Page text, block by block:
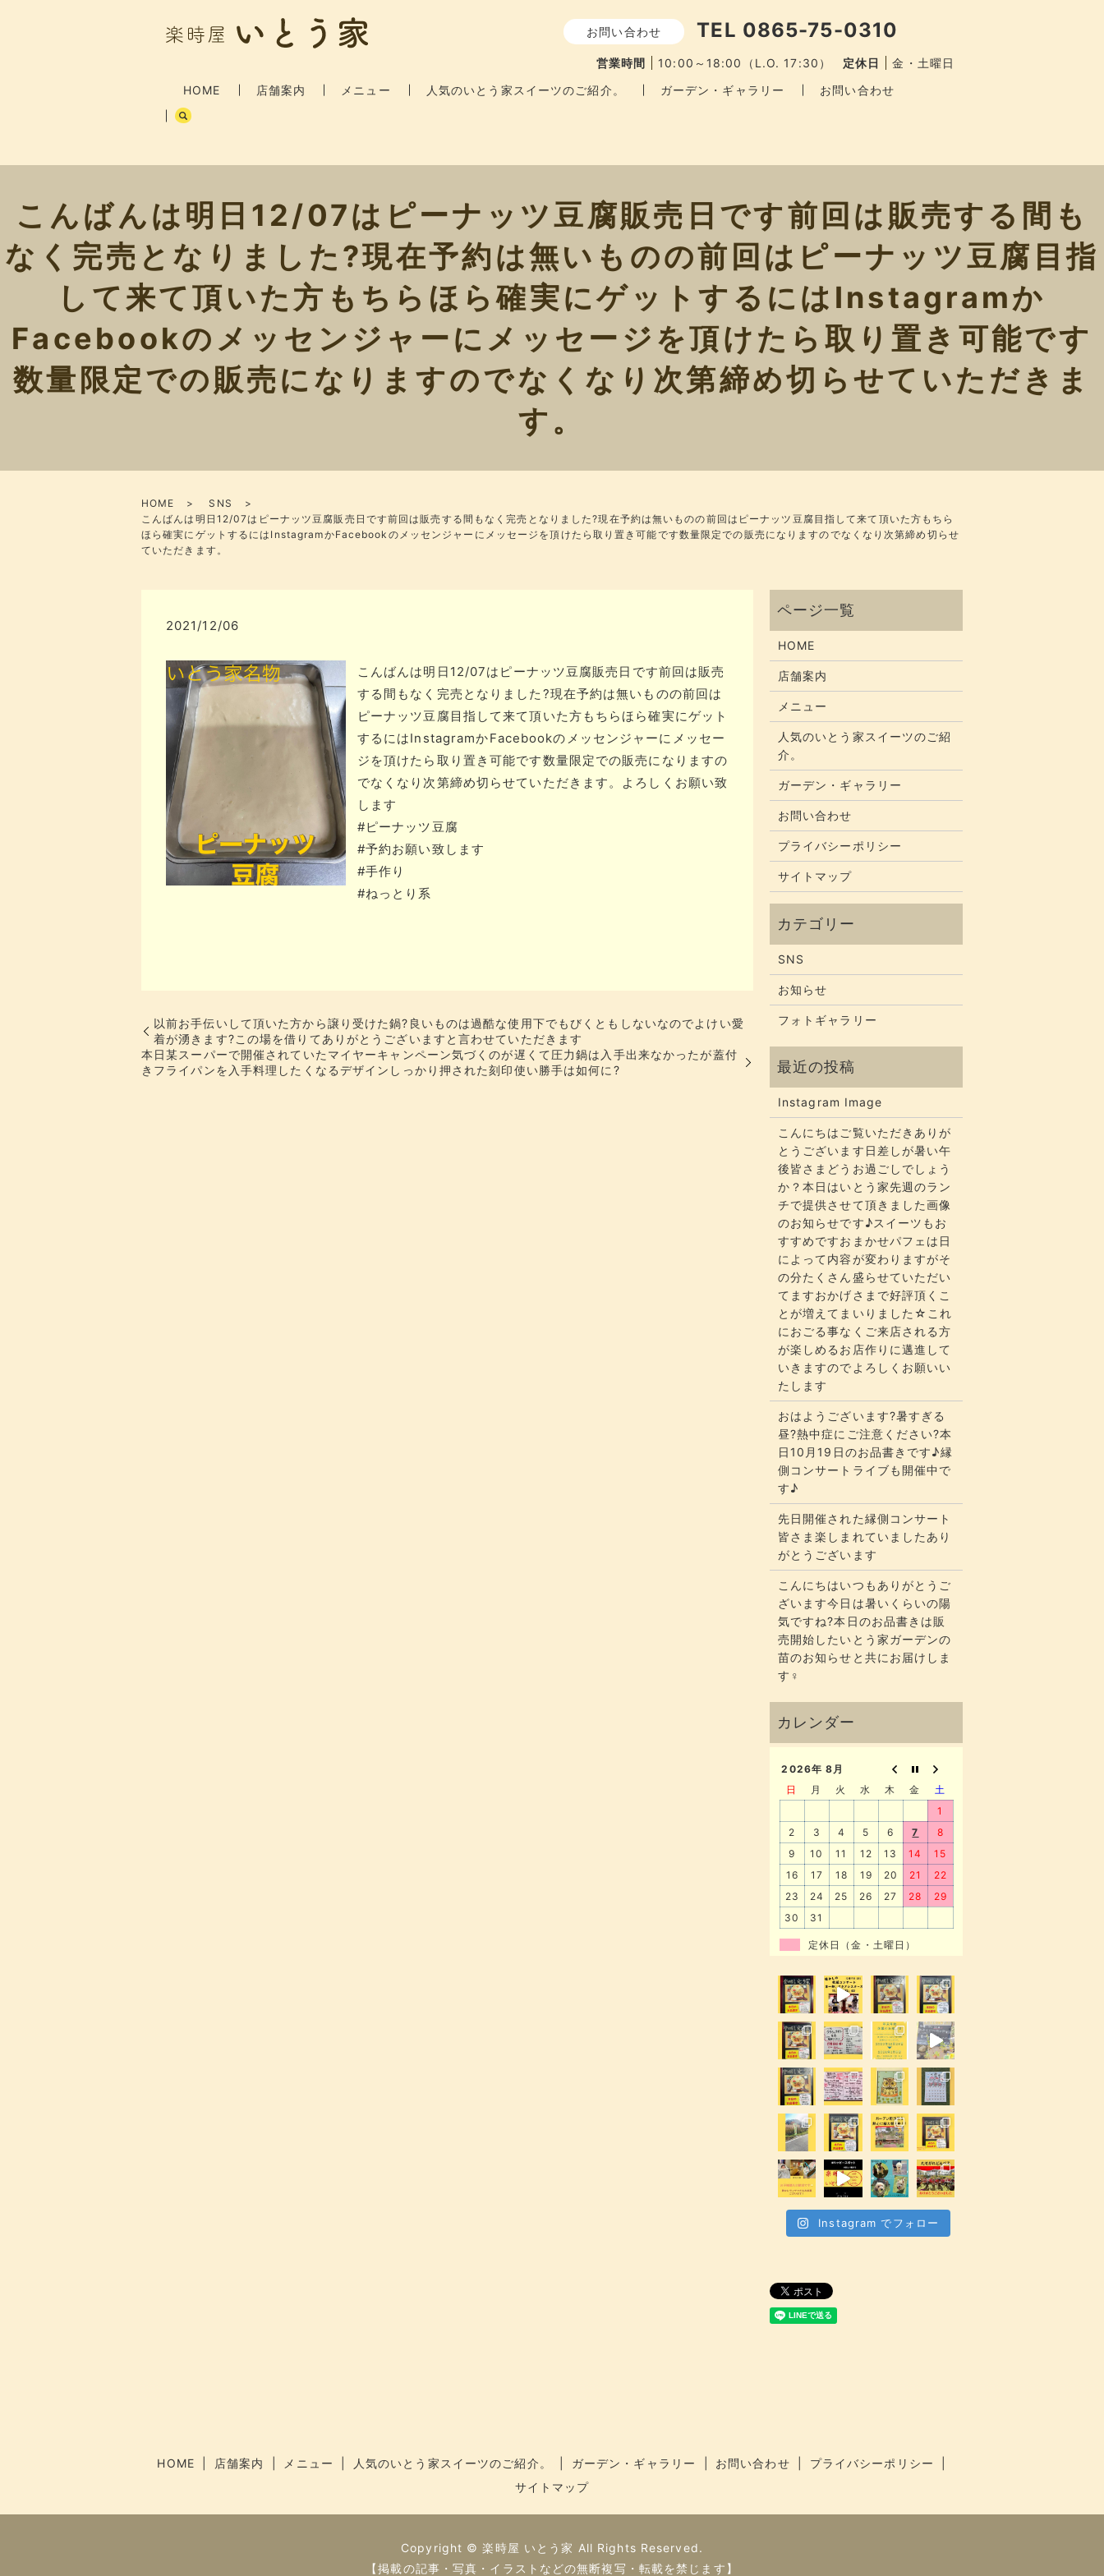
HOME 店舗案内 メニュー 人気のいとう家スイーツのご紹介。 ガーデン・ギャラリー お問い合わせ
お問い合わせ TEL 0865-75-0310
営業時間 10:00～18:00（L.O. 17:30） 定休日 金・土曜日
こんばんは明日12/07はピーナッツ豆腐販売日です前回は販売する間も
なく完売となりました?現在予約は無いものの前回はピーナッツ豆腐目指
して来て頂いた方もちらほら確実にゲットするにはInstagramか
Facebookのメッセンジャーにメッセージを頂けたら取り置き可能です
数量限定での販売になりますのでなくなり次第締め切らせていただきま
す。
HOME
SNS
こんばんは明日12/07はピーナッツ豆腐販売日です前回は販売する間もなく完売となりました?現在予約は無いものの前回はピーナッツ豆腐目指して来て頂いた方もちら
ほら確実にゲットするにはInstagramかFacebookのメッセンジャーにメッセージを頂けたら取り置き可能です数量限定での販売になりますのでなくなり次第締め切らせ
ていただきます。
2021/12/06
こんばんは明日12/07はピーナッツ豆腐販売日です前回は販売
する間もなく完売となりました?現在予約は無いものの前回は
ピーナッツ豆腐目指して来て頂いた方もちらほら確実にゲット
するにはInstagramかFacebookのメッセンジャーにメッセー
ジを頂けたら取り置き可能です数量限定での販売になりますの
でなくなり次第締め切らせていただきます。よろしくお願い致
します
#ピーナッツ豆腐
#予約お願い致します
#手作り
#ねっとり系
以前お手伝いして頂いた方から譲り受けた鍋?良いものは過酷な使用下でもびくともしないなのでよけい愛
着が湧きます?この場を借りてありがとうございますと言わせていただきます
本日某スーパーで開催されていたマイヤーキャンペーン気づくのが遅くて圧力鍋は入手出来なかったが蓋付
きフライパンを入手料理したくなるデザインしっかり押された刻印使い勝手は如何に️?
HOME
店舗案内
メニュー
人気のいとう家スイーツのご紹
介。
ガーデン・ギャラリー
お問い合わせ
プライバシーポリシー
サイトマップ
SNS
お知らせ
フォトギャラリー
Instagram Image
こんにちはご覧いただきありが
とうございます​​​日差しが暑い午
後皆さまどうお過ごしでしょう
か？​​​本日はいとう家先週のラン
チで提供させて頂きました画像
のお知らせです♪スイーツもお
すすめですおまかせパフェは日
によって内容が変わりますがそ
の分たくさん盛らせていただい
てます​​​おかげさまで好評頂くこ
とが増えてまいりました☆​​これ
におごる事なくご来店される方
が楽しめるお店作りに邁進して
いきますのでよろしくお願いい
たします
おはようございます?暑すぎる
昼?熱中症にご注意ください?本
日10月19日のお品書きです♪縁
側コンサートライブも開催中で
す♪
先日開催された縁側コンサート
皆さま楽しまれていましたあり
がとうございます
こんにちはいつもありがとうご
ざいます今日は暑いくらいの陽
気ですね?本日のお品書きは販
売開始したいとう家ガーデンの
苗のお知らせと共にお届けしま
す‍♀️
2026年 8月
日
月 火 水 木 金
土
1
2
3 4 5 6 7
8
9
10 11 12 13 14
15
16
17 18 19 20 21
22
23
24 25 26 27 28
29
30
31
定休日（金・土曜日）
Instagram でフォロー
HOME 店舗案内 メニュー 人気のいとう家スイーツのご紹介。 ガーデン・ギャラリー お問い合わせ
プライバシーポリシー
サイトマップ
Copyright © 楽時屋 いとう家 All Rights Reserved.
【掲載の記事・写真・イラストなどの無断複写・転載を禁じます】